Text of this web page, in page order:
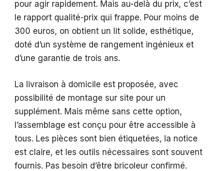
pour agir rapidement. Mais au-delà du prix, c’est
le rapport qualité-prix qui frappe. Pour moins de
300 euros, on obtient un lit solide, esthétique,
doté d’un système de rangement ingénieux et
d’une garantie de trois ans.
La livraison à domicile est proposée, avec
possibilité de montage sur site pour un
supplément. Mais même sans cette option,
l’assemblage est conçu pour être accessible à
tous. Les pièces sont bien étiquetées, la notice
est claire, et les outils nécessaires sont souvent
fournis. Pas besoin d’être bricoleur confirmé.